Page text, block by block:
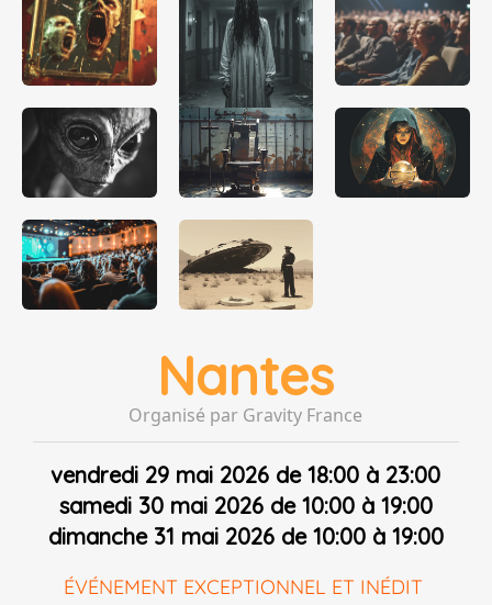
Nantes
Organisé par Gravity France
vendredi 29 mai 2026 de 18:00 à 23:00
samedi 30 mai 2026 de 10:00 à 19:00
dimanche 31 mai 2026 de 10:00 à 19:00
ÉVÉNEMENT EXCEPTIONNEL ET INÉDIT